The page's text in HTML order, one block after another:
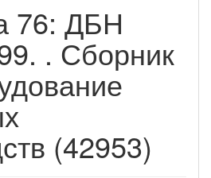
76: ДБН
. Сборник
(42953)